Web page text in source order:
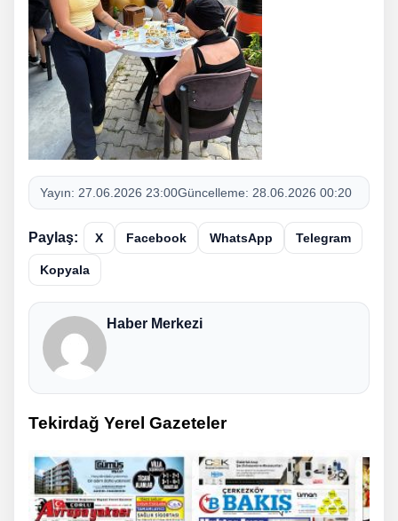
Yayın: 27.06.2026 23:00Güncelleme: 28.06.2026 00:20
Paylaş: X Facebook WhatsApp Telegram
Kopyala
Haber Merkezi
Tekirdağ Yerel Gazeteler